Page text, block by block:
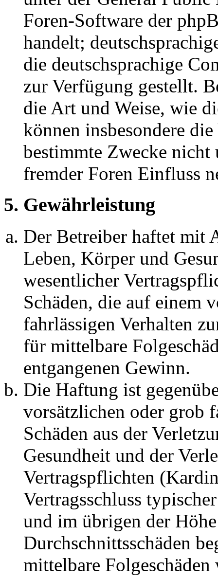
Foren-Software der
handelt;
die deutschsprachige
zur Verfügung gestellt.
die Art und Weise, wie
können insbesondere
bestimmte Zwecke nicht
fremder Foren Einfluss
5. Gewährleistung
Der Betreiber haftet mit
Leben, Körper und
wesentlicher
Schäden, die auf einem
fahrlässigen Verhalten
für mittelbare
entgangenen Gewinn.
Die Haftung ist
vorsätzlichen oder grob
Schäden aus der
Gesundheit und der
Vertragspflichten
Vertragsschluss
und im übrigen der
Durchschnittsschäden
mittelbare Folgeschäden